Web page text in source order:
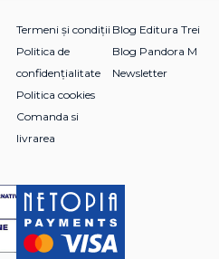
Termeni și condiții
Politica de
confidențialitate
Politica cookies
Comanda si
livrarea
Blog Editura Trei
Blog Pandora M
Newsletter